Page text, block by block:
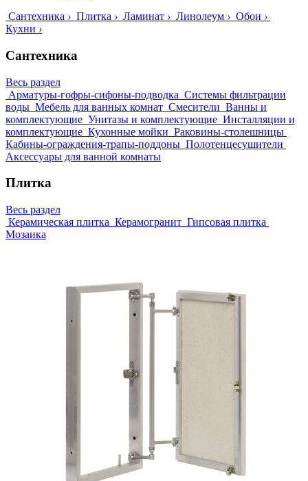
Сантехника › Плитка › Ламинат › Линолеум › Обои ›
Кухни ›
Сантехника
Весь раздел
Арматуры-гофры-сифоны-подводка Системы фильтрации
воды Мебель для ванных комнат Смесители Ванны и
комплектующие Унитазы и комплектующие Инсталляции и
комплектующие Кухонные мойки Раковины-столешницы
Кабины-ограждения-трапы-поддоны Полотенцесушители
Аксессуары для ванной комнаты
Плитка
Весь раздел
Керамическая плитка Керамогранит Гипсовая плитка
Мозаика